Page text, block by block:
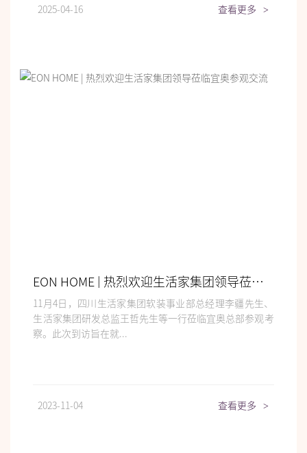
2025-04-16 查看更多 >
EON HOME | 热烈欢迎生活家集团领导莅临宜奥参观交流
11月4日，四川生活家集团软装事业部总经理李疆先生、
生活家集团研发总监王哲先生等一行莅临宜奥总部参观考
察。此次到访旨在就...
2023-11-04 查看更多 >